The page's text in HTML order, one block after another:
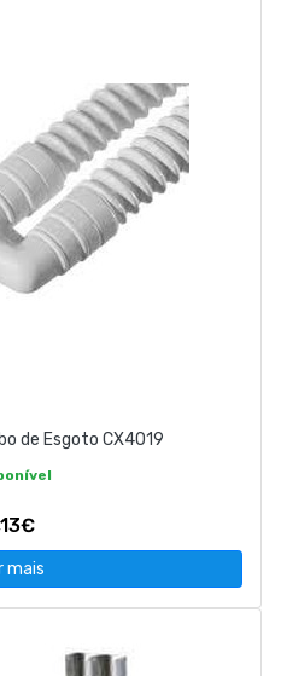
de Esgoto CX4019
mais